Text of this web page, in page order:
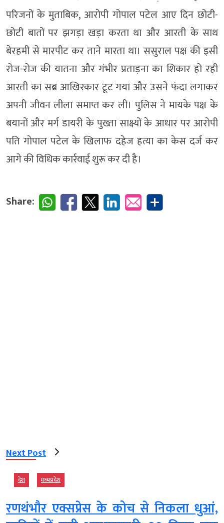
परिजनों के मुताबिक, आरोपी गोपाल पटेल आए दिन छोटी-
छोटी बातों पर झगड़ा खड़ा करता था और आरती के साथ
बेरहमी से मारपीट कर ताने मारता था। ससुराल पक्ष की इसी
रोज-रोज की यातना और गंभीर प्रताड़ना का शिकार हो रही
आरती का सब्र आखिरकार टूट गया और उसने फंदा लगाकर
अपनी जीवन लीला समाप्त कर ली। पुलिस ने मायके पक्ष के
बयानों और मर्ग डायरी के पुख्ता साक्ष्यों के आधार पर आरोपी
पति गोपाल पटेल के खिलाफ दहेज हत्या का केस दर्ज कर
आगे की विधिक कार्रवाई शुरू कर दी है।
Share:
Next Post
देश मध्‍यप्रदेश
रणथंभौर एक्सप्रेस के कोच से निकला धुआं,